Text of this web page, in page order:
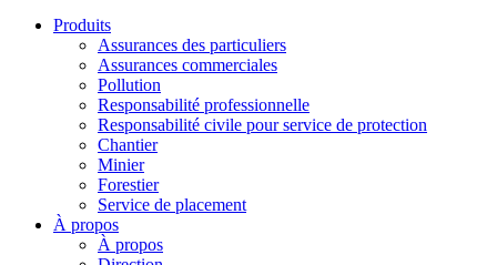
Produits
Assurances des particuliers
Assurances commerciales
Pollution
Responsabilité professionnelle
Responsabilité civile pour service de protection
Chantier
Minier
Forestier
Service de placement
À propos
À propos